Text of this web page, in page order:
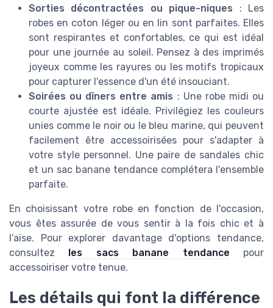
Sorties décontractées ou pique-niques : Les
robes en coton léger ou en lin sont parfaites. Elles
sont respirantes et confortables, ce qui est idéal
pour une journée au soleil. Pensez à des imprimés
joyeux comme les rayures ou les motifs tropicaux
pour capturer l'essence d'un été insouciant.
Soirées ou dîners entre amis : Une robe midi ou
courte ajustée est idéale. Privilégiez les couleurs
unies comme le noir ou le bleu marine, qui peuvent
facilement être accessoirisées pour s'adapter à
votre style personnel. Une paire de sandales chic
et un sac banane tendance complétera l'ensemble
parfaite.
En choisissant votre robe en fonction de l'occasion,
vous êtes assurée de vous sentir à la fois chic et à
l’aise. Pour explorer davantage d'options tendance,
consultez les sacs banane tendance pour
accessoiriser votre tenue.
Les détails qui font la différence